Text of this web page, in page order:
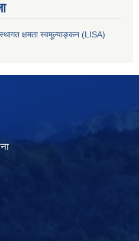
क्षमता स्वमूल्याङ्कन (LISA)